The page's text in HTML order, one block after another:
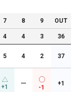
7 8 9 OUT
4 4 3 36
5 4 2 37
+1 ー
-1
+1